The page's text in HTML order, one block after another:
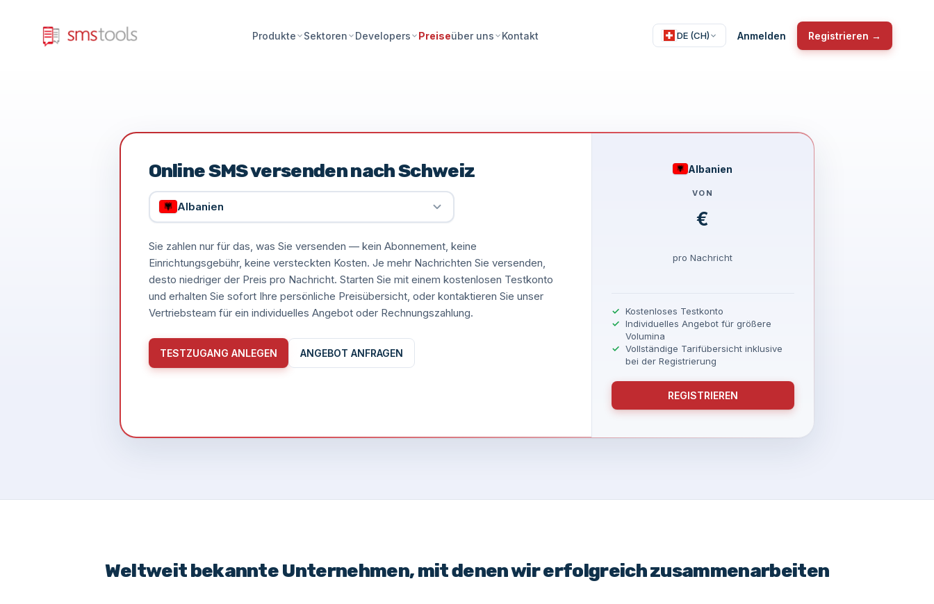
Produkte Sektoren Developers Preiseüber uns Kontakt DE (CH) Anmelden Registrieren →
Weltweit bekannte Unternehmen, mit denen wir erfolgreich zusammenarbeiten
Online SMS versenden nach Schweiz
Albanien
Sie zahlen nur für das, was Sie versenden — kein Abonnement, keine
Einrichtungsgebühr, keine versteckten Kosten. Je mehr Nachrichten Sie versenden,
desto niedriger der Preis pro Nachricht. Starten Sie mit einem kostenlosen Testkonto
und erhalten Sie sofort Ihre persönliche Preisübersicht, oder kontaktieren Sie unser
Vertriebsteam für ein individuelles Angebot oder Rechnungszahlung.
TESTZUGANG ANLEGEN ANGEBOT ANFRAGEN
Albanien
VON
€
pro Nachricht
Kostenloses Testkonto
Individuelles Angebot für größere
Volumina
Vollständige Tarifübersicht inklusive
bei der Registrierung
REGISTRIEREN